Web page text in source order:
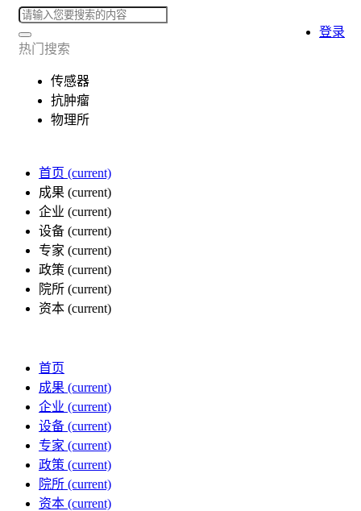
热门搜索
传感器
抗肿瘤
物理所
首页 (current)
成果 (current)
企业 (current)
设备 (current)
专家 (current)
政策 (current)
院所 (current)
资本 (current)
登录
首页
成果 (current)
企业 (current)
设备 (current)
专家 (current)
政策 (current)
院所 (current)
资本 (current)